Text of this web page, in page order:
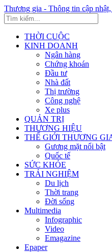
Thương gia - Thông tin cập
THỜI CUỘC
KINH DOANH
Ngân hàng
Chứng khoán
Đầu tư
Nhà đất
Thị trường
Công nghệ
Xe plus
QUẢN TRỊ
THƯƠNG HIỆU
THẾ GIỚI THƯƠNG
Gương mặt nổi bật
Quốc tế
SỨC KHỎE
TRẢI NGHIỆM
Du lịch
Thời trang
Đời sống
Multimedia
Infographic
Video
Emagazine
Epaper